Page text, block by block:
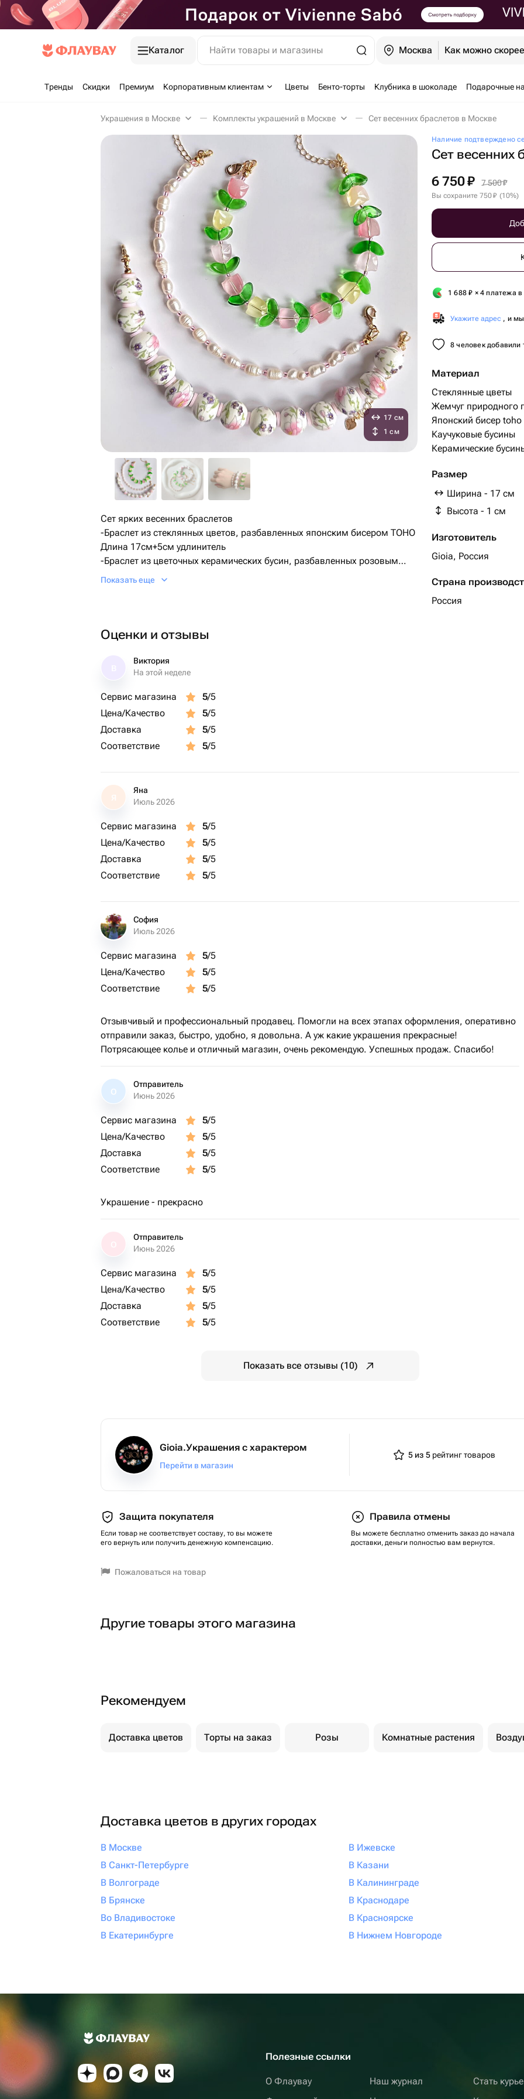
Каталог Найти товары и магазины Москва Как можно
Тренды Скидки Премиум Корпоративным клиентам Цветы Бенто-торты Клубника в шоколаде Подарочные
Украшения в Москве Комплекты украшений в Москве Сет весенних браслетов в Москве
Наличие подтверждено
Сет весенних
6 750₽ 7 500₽
Вы сохраните 750₽ (10%)
1 688₽ × 4 платежа
Укажите адрес , и мы
8 человек добавили
Материал
Стеклянные цветы
Жемчуг природного
Японский бисер toho
Каучуковые бусины
Керамические
Размер
Ширина - 17 см
Высота - 1 см
Изготовитель
Gioia, Россия
Страна
Россия
17 см
1 см
Сет ярких весенних браслетов
-Браслет из стеклянных цветов, разбавленных японским бисером TOHO
Длина 17см+5см удлинитель
-Браслет из цветочных керамических бусин, разбавленных розовым
каучуком
Показать еще
Оценки и отзывы
Виктория
На этой неделе
Сервис магазина 5/5
Цена/Качество
5/5
Доставка
5/5
Соответствие
5/5
Я
Яна
Июль 2026
Сервис магазина 5/5
Цена/Качество
5/5
Доставка
5/5
Соответствие
5/5
София
Июль 2026
Сервис магазина 5/5
Цена/Качество
5/5
Соответствие
5/5
Отзывчивый и профессиональный продавец. Помогли на всех этапах оформления, оперативно
отправили заказ, быстро, удобно, я довольна. А уж какие украшения прекрасные!
Потрясающее колье и отличный магазин, очень рекомендую. Успешных продаж. Спасибо!
О
Отправитель
Июнь 2026
Сервис магазина 5/5
Цена/Качество
5/5
Доставка
5/5
Соответствие
5/5
Украшение - прекрасно
Отправитель
Июнь 2026
Сервис магазина 5/5
Цена/Качество
5/5
Доставка
5/5
Соответствие
5/5
Показать все отзывы (10)
Gioia.Украшения с характером
Перейти в магазин
5 из 5 рейтинг товаров
Защита покупателя
Если товар не соответствует составу, то вы можете
его вернуть или получить денежную компенсацию.
Правила отмены
Вы можете бесплатно отменить заказ до начала
доставки, деньги полностью вам вернутся.
Пожаловаться на товар
Другие товары этого магазина
Рекомендуем
Доставка цветов Торты на заказ Розы Комнатные растения
Доставка цветов в других городах
В Москве
В Санкт-Петербурге
В Волгограде
В Брянске
Во Владивостоке
В Екатеринбурге
В Ижевске
В Казани
В Калининграде
В Краснодаре
В Красноярске
В Нижнем Новгороде
Полезные ссылки
О Флаувау
Наш журнал
Стать